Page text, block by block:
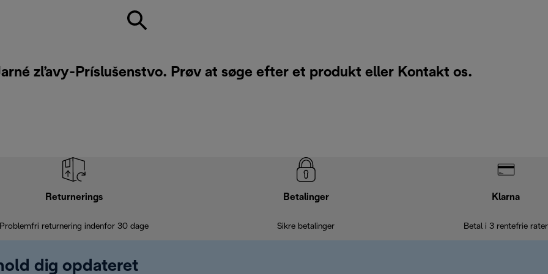
zľavy-Príslušenstvo. Prøv at søge efter et produkt eller Kontakt os.
Returnerings
returnering indenfor 30 dage
Betalinger
Sikre betalinger
Klarna
Betal i 3 rentefrie rater
dig opdateret